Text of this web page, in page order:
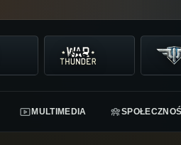
MULTIMEDIA